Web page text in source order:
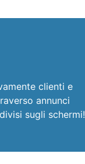
clienti e
annunci
sugli schermi!